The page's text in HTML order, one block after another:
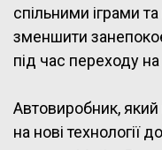
спільними іграми
зменшити
під час переходу на
Автовиробник, який
на нові технології